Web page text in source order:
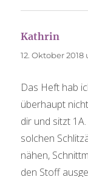
Kathrin
12. Oktober 2018
Das Heft hab
überhaupt
dir und sitzt
solchen
nähen,
den Stoff